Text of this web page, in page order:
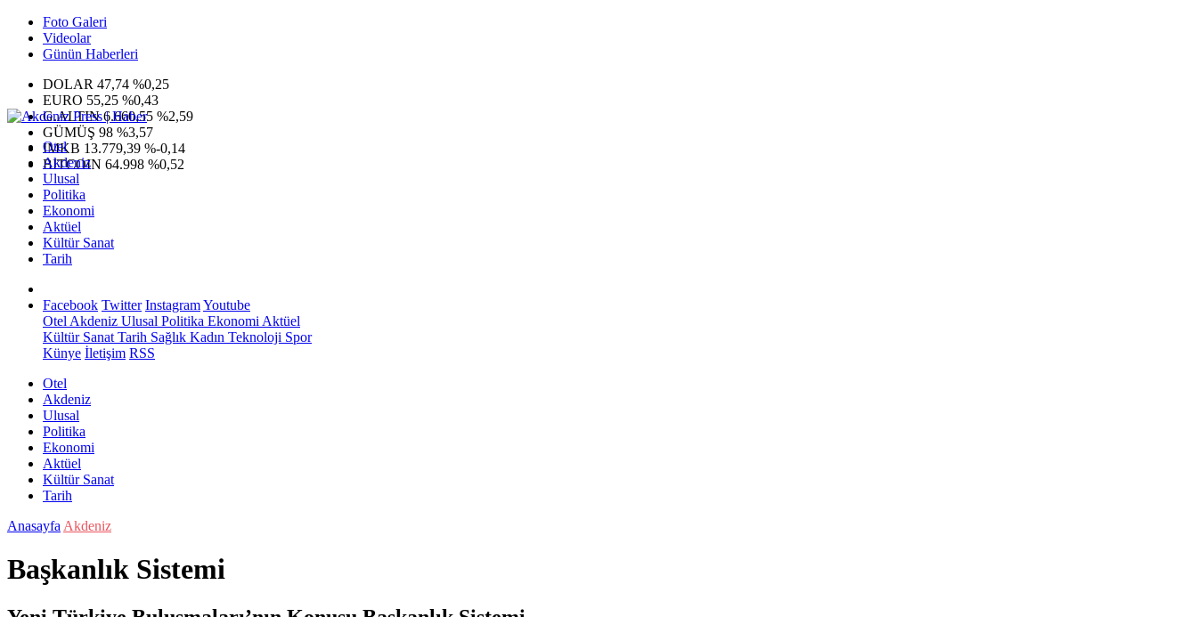
Foto Galeri
Videolar
Günün Haberleri
DOLAR 47,74 %0,25
EURO 55,25 %0,43
G.ALTIN6.660,55 %2,59
GÜMÜŞ 98 %3,57
IMKB 13.779,39 %-0,14
BITCOIN 64.998 %0,52
Otel
Akdeniz
Ulusal
Politika
Ekonomi
Aktüel
Kültür Sanat
Tarih
Facebook Twitter InstagramYoutube
Otel Akdeniz Ulusal Politika Ekonomi Aktüel
Kültür Sanat Tarih Sağlık Kadın Teknoloji Spor
Künye İletişim RSS
Otel
Akdeniz
Ulusal
Politika
Ekonomi
Aktüel
Kültür Sanat
Tarih
Anasayfa Akdeniz
Başkanlık Sistemi